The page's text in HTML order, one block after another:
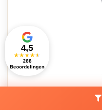
4,5
★★★★★
288
Beoordelingen